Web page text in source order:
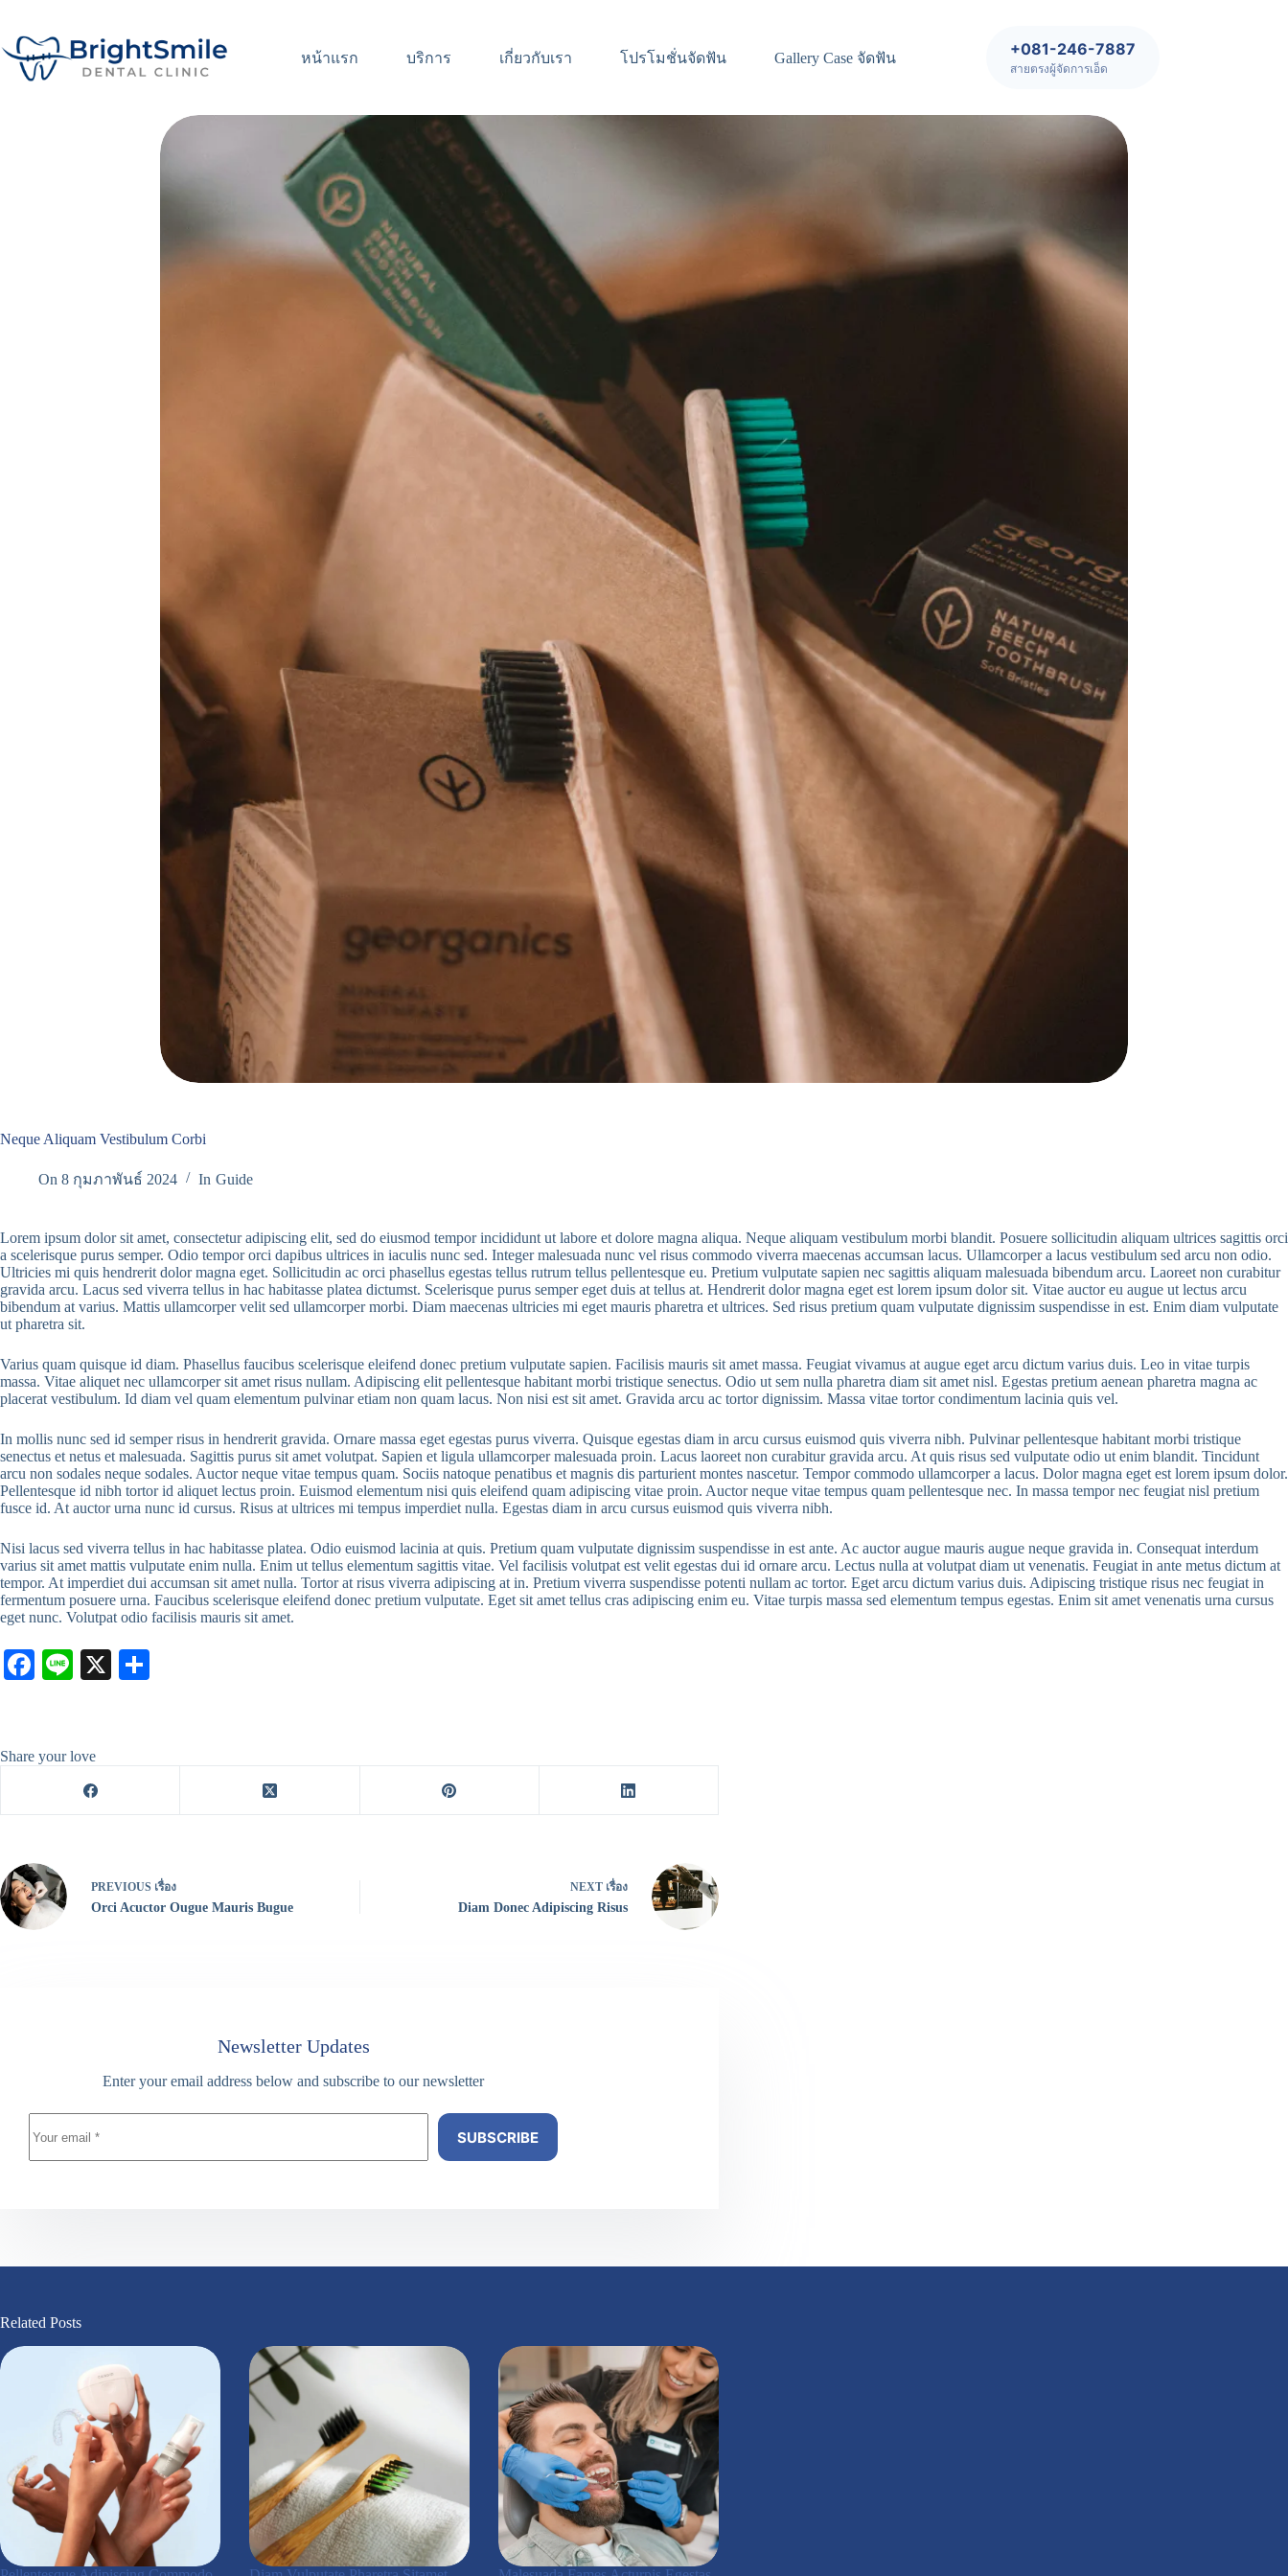
หน้าแรก บริการ เกี่ยวกับเรา โปรโมชั่นจัดฟัน Gallery Case จัดฟัน +081-246-7887
สายตรงผู้จัดการเอ็ด
Neque Aliquam Vestibulum Corbi
On 8 กุมภาพันธ์ 2024 In Guide
Lorem ipsum dolor sit amet, consectetur adipiscing elit, sed do eiusmod tempor incididunt ut labore et dolore magna aliqua. Neque aliquam vestibulum morbi blandit. Posuere sollicitudin aliquam ultrices sagittis orci
a scelerisque purus semper. Odio tempor orci dapibus ultrices in iaculis nunc sed. Integer malesuada nunc vel risus commodo viverra maecenas accumsan lacus. Ullamcorper a lacus vestibulum sed arcu non odio.
Ultricies mi quis hendrerit dolor magna eget. Sollicitudin ac orci phasellus egestas tellus rutrum tellus pellentesque eu. Pretium vulputate sapien nec sagittis aliquam malesuada bibendum arcu. Laoreet non curabitur
gravida arcu. Lacus sed viverra tellus in hac habitasse platea dictumst. Scelerisque purus semper eget duis at tellus at. Hendrerit dolor magna eget est lorem ipsum dolor sit. Vitae auctor eu augue ut lectus arcu
bibendum at varius. Mattis ullamcorper velit sed ullamcorper morbi. Diam maecenas ultricies mi eget mauris pharetra et ultrices. Sed risus pretium quam vulputate dignissim suspendisse in est. Enim diam vulputate
ut pharetra sit.
Varius quam quisque id diam. Phasellus faucibus scelerisque eleifend donec pretium vulputate sapien. Facilisis mauris sit amet massa. Feugiat vivamus at augue eget arcu dictum varius duis. Leo in vitae turpis
massa. Vitae aliquet nec ullamcorper sit amet risus nullam. Adipiscing elit pellentesque habitant morbi tristique senectus. Odio ut sem nulla pharetra diam sit amet nisl. Egestas pretium aenean pharetra magna ac
placerat vestibulum. Id diam vel quam elementum pulvinar etiam non quam lacus. Non nisi est sit amet. Gravida arcu ac tortor dignissim. Massa vitae tortor condimentum lacinia quis vel.
In mollis nunc sed id semper risus in hendrerit gravida. Ornare massa eget egestas purus viverra. Quisque egestas diam in arcu cursus euismod quis viverra nibh. Pulvinar pellentesque habitant morbi tristique
senectus et netus et malesuada. Sagittis purus sit amet volutpat. Sapien et ligula ullamcorper malesuada proin. Lacus laoreet non curabitur gravida arcu. At quis risus sed vulputate odio ut enim blandit. Tincidunt
arcu non sodales neque sodales. Auctor neque vitae tempus quam. Sociis natoque penatibus et magnis dis parturient montes nascetur. Tempor commodo ullamcorper a lacus. Dolor magna eget est lorem ipsum dolor.
Pellentesque id nibh tortor id aliquet lectus proin. Euismod elementum nisi quis eleifend quam adipiscing vitae proin. Auctor neque vitae tempus quam pellentesque nec. In massa tempor nec feugiat nisl pretium
fusce id. At auctor urna nunc id cursus. Risus at ultrices mi tempus imperdiet nulla. Egestas diam in arcu cursus euismod quis viverra nibh.
Nisi lacus sed viverra tellus in hac habitasse platea. Odio euismod lacinia at quis. Pretium quam vulputate dignissim suspendisse in est ante. Ac auctor augue mauris augue neque gravida in. Consequat interdum
varius sit amet mattis vulputate enim nulla. Enim ut tellus elementum sagittis vitae. Vel facilisis volutpat est velit egestas dui id ornare arcu. Lectus nulla at volutpat diam ut venenatis. Feugiat in ante metus dictum at
tempor. At imperdiet dui accumsan sit amet nulla. Tortor at risus viverra adipiscing at in. Pretium viverra suspendisse potenti nullam ac tortor. Eget arcu dictum varius duis. Adipiscing tristique risus nec feugiat in
fermentum posuere urna. Faucibus scelerisque eleifend donec pretium vulputate. Eget sit amet tellus cras adipiscing enim eu. Vitae turpis massa sed elementum tempus egestas. Enim sit amet venenatis urna cursus
eget nunc. Volutpat odio facilisis mauris sit amet.
Fa
ok
Li
X
Share your love
PREVIOUS เรื่อง
Orci Acuctor Ougue Mauris Bugue
NEXT เรื่อง
Diam Donec Adipiscing Risus
Newsletter Updates
Enter your email address below and subscribe to our newsletter
SUBSCRIBE
Related Posts